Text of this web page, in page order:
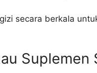
secara berkala
Suplemen